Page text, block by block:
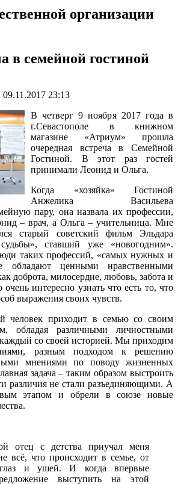
организации
в семейной гостиной
23:13
В четверг 9 ноября 2017 года в
г.Севастополе в книжном
магазине «Атриум» прошла
очередная встреча в Семейной
Гостиной. В этот раз гостей
принимали Леонид и Ольга.
Когда «хозяйка» Гостиной
Анжелика Васильева
пару, она назвала их профессии,
– врач, а Ольга – учительница. Мне
старый советский фильм Эльдара
ставший уже «новогодним».
таких профессий, «самых нужных и
ценными нравственными
доброта, милосердие, любовь, забота и
интересно узнать что есть то, что
выражения своих чувств.
человек приходит в семью со своим
обладая различными личностными
со своей историей. Мы приходим
разным подходом к решению
мнениями по поводу жизненных
задача – таким образом выстроить
различия не стали разъединяющими. А
этапом и обрели в союзе новые
отец с детства приучал меня
всё, что происходит в семье, от
глаз и ушей. И когда впервые
выступить на этой